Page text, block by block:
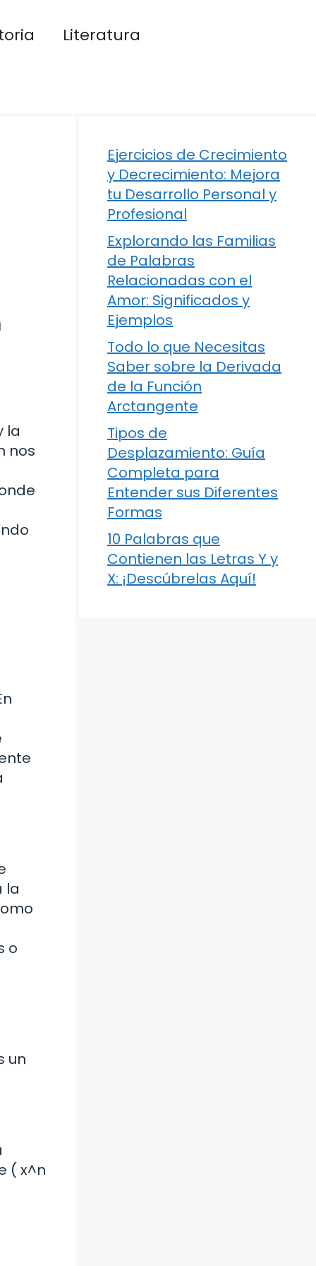
Literatura
la
nos
la
o
un
( x^n
Ejercicios de Crecimiento
y Decrecimiento: Mejora
tu Desarrollo Personal y
Profesional
Explorando las Familias
de Palabras
Relacionadas con el
Amor: Significados y
Ejemplos
Todo lo que Necesitas
Saber sobre la Derivada
de la Función
Arctangente
Tipos de
Desplazamiento: Guía
Completa para
Entender sus Diferentes
Formas
10 Palabras que
Contienen las Letras Y y
X: ¡Descúbrelas Aquí!